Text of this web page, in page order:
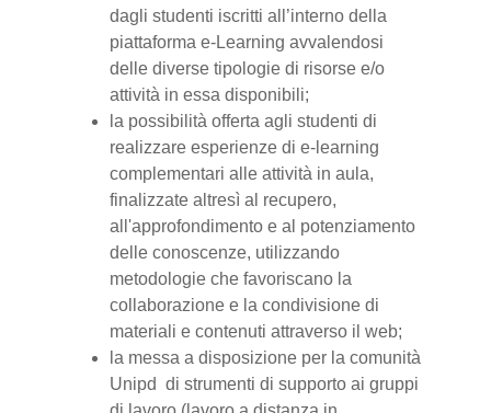
dagli studenti iscritti all’interno della
piattaforma e-Learning avvalendosi
delle diverse tipologie di risorse e/o
attività in essa disponibili;
la possibilità offerta agli studenti di
realizzare esperienze di e-learning
complementari alle attività in aula,
finalizzate altresì al recupero,
all'approfondimento e al potenziamento
delle conoscenze, utilizzando
metodologie che favoriscano la
collaborazione e la condivisione di
materiali e contenuti attraverso il web;
la messa a disposizione per la comunità
Unipd di strumenti di supporto ai gruppi